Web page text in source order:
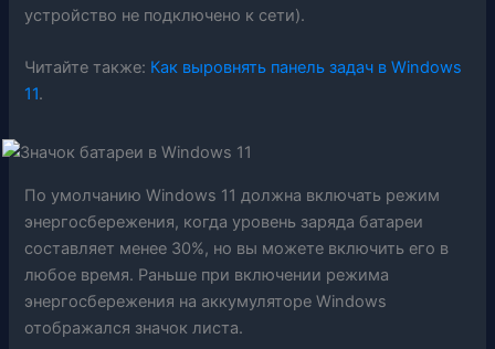
устройство не подключено к сети).
Читайте также: Как выровнять панель задач в Windows
11.
По умолчанию Windows 11 должна включать режим
энергосбережения, когда уровень заряда батареи
составляет менее 30%, но вы можете включить его в
любое время. Раньше при включении режима
энергосбережения на аккумуляторе Windows
отображался значок листа.